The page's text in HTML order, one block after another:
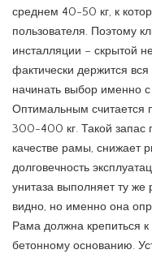
среднем 40-50 кг, к
пользователя. Поэтому
инсталляции – скрытой
фактически держится
начинать выбор именно
Оптимальным считается
300-400 кг. Такой запас
качестве рамы, снижает
долговечность
унитаза выполняет ту
видно, но именно она
Рама должна крепиться
бетонному основанию.